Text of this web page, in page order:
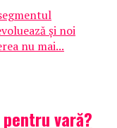
și noi
nu mai...
vară?